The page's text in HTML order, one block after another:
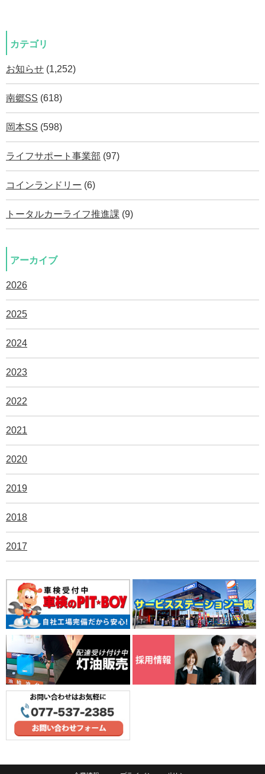
カテゴリ
お知らせ (1,252)
南郷SS (618)
岡本SS (598)
ライフサポート事業部 (97)
コインランドリー (6)
トータルカーライフ推進課 (9)
アーカイブ
2026
2025
2024
2023
2022
2021
2020
2019
2018
2017